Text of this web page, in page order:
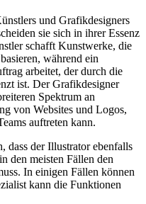
und Grafikdesigners
sie sich in ihrer Essenz
schafft Kunstwerke, die
während ein
arbeitet, der durch die
ist. Der Grafikdesigner
Spektrum an
von Websites und Logos,
auftreten kann.
dass der Illustrator ebenfalls
den meisten Fällen den
In einigen Fällen können
kann die Funktionen